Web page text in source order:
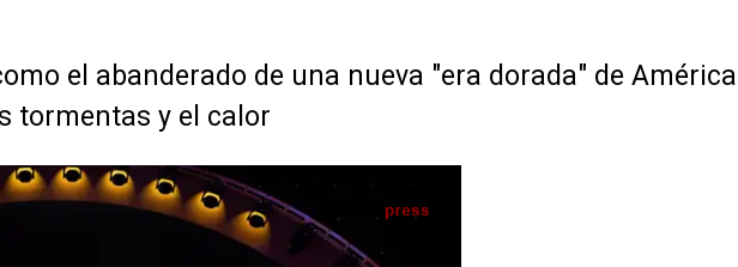
el abanderado de una nueva "era dorada" de
tormentas y el calor
final de Washington del 250 aniversario de EEUU - CASA BLANCA / X
Abrir opciones para compartir
Seguir en